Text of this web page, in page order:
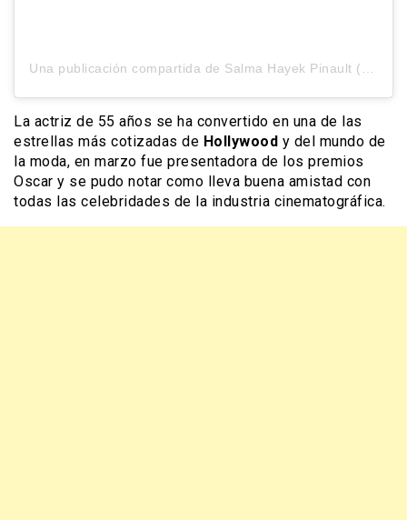
La actriz de 55 años se ha convertido en una de las
estrellas más cotizadas de Hollywood y del mundo de
la moda, en marzo fue presentadora de los premios
Oscar y se pudo notar como lleva buena amistad con
todas las celebridades de la industria cinematográfica.